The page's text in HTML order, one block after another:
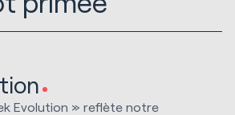
Evolution » reflète notre